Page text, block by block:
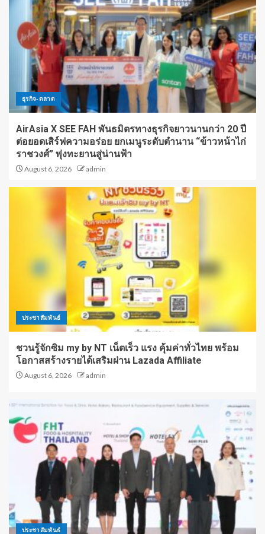
ธุรกิจ-ตลาด
AirAsia X SEE FAH พันธมิตรทางธุรกิจยาวนานกว่า 20 ปี
ต่อยอดเสิร์ฟความอร่อย ยกเมนูระดับตำนาน “ข้าวหน้าไก่
ราชวงศ์” พุ่งทะยานสู่น่านฟ้า
August 6, 2026 admin
ประชาสัมพันธ์
ชวนรู้จักซิม my by NT เน็ตเร็ว แรง คุ้มค่าทั่วไทย พร้อม
โอกาสสร้างรายได้เสริมผ่าน Lazada Affiliate
August 6, 2026 admin
ประชาสัมพันธ์